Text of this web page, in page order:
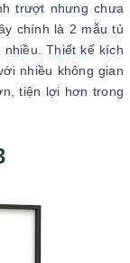
trượt nhưng chưa
chính là 2 mẫu tủ
Thiết kế kích
nhiều không gian
tiện lợi hơn trong